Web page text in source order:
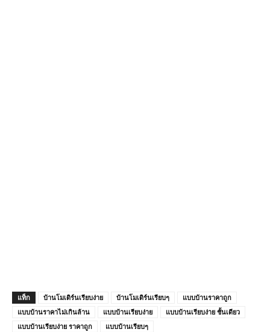
แท็ก บ้านโมเดิร์นเรียบง่าย บ้านโมเดิร์นเรียบๆ
แบบบ้านราคาถูก
แบบบ้านราคาไม่เกินล้าน
แบบบ้านเรียบง่าย
แบบบ้านเรียบง่าย ชั้นเดียว
แบบบ้านเรียบง่าย ราคาถูก
แบบบ้านเรียบๆ